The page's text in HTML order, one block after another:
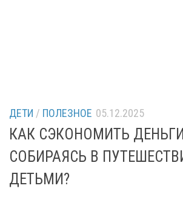
ДЕТИ / ПОЛЕЗНОЕ 05.12.2025
КАК СЭКОНОМИТЬ
СОБИРАЯСЬ В
ДЕТЬМИ?